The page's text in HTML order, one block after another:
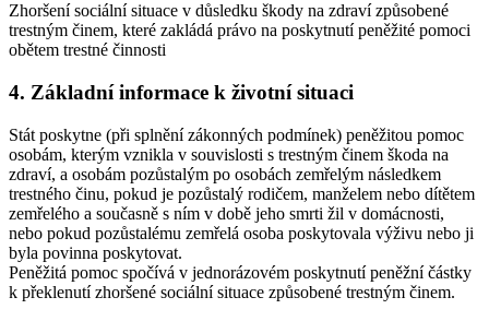
Zhoršení sociální situace v důsledku škody na zdraví způsobené
trestným činem, které zakládá právo na poskytnutí peněžité pomoci
obětem trestné činnosti
4. Základní informace k životní situaci
Stát poskytne (při splnění zákonných podmínek) peněžitou pomoc
osobám, kterým vznikla v souvislosti s trestným činem škoda na
zdraví, a osobám pozůstalým po osobách zemřelým následkem
trestného činu, pokud je pozůstalý rodičem, manželem nebo dítětem
zemřelého a současně s ním v době jeho smrti žil v domácnosti,
nebo pokud pozůstalému zemřelá osoba poskytovala výživu nebo ji
byla povinna poskytovat.
Peněžitá pomoc spočívá v jednorázovém poskytnutí peněžní částky
k překlenutí zhoršené sociální situace způsobené trestným činem.